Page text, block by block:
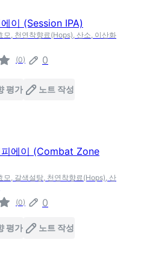
이 (Session IPA)
모, 천연착향료(Hops), 산소, 이산화
(0) 0
평가 노트 작성
피에이 (Combat Zone
모, 갈색설탕, 천연착향료(Hops), 산
(0) 0
평가 노트 작성